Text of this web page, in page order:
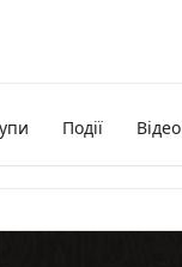
Події Відео